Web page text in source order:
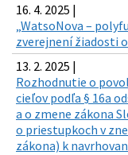
16. 4. 2025 |
„WatsoNova –
zverejnení žiadosti
13. 2. 2025 |
Rozhodnutie o
cieľov podľa § 16a
a o zmene zákona
o priestupkoch v
zákona) k